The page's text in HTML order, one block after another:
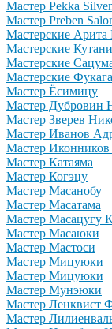
Мастер Pekka
Мастер Preben
Мастерские
Мастерские Кутани
Мастерские
Мастерские
Мастер Ёсимицу
Мастер Дубровин
Мастер Зверев
Мастер Иванов
Мастер
Мастер Катаяма
Мастер Когэцу
Мастер Масанобу
Мастер Масатама
Мастер Масацугу
Мастер Масаюки
Мастер Мастоси
Мастер Мицуюки
Мастер Мицуюки
Мастер Мунэюки
Мастер Ленквист
Мастер